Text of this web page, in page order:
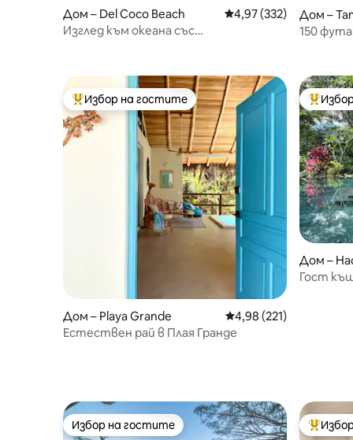
Дом – Del Coco Beach Средна оценка: 4,97
4,97 (332)
Изглед към океана със
Дом –
150 фута
Най-популярен избор на гостите
Избор на гостите
Дом – Playa Grande Средна оценка: 4,98
4,98 (221)
Естествен рай в Плая Гранде
Най-
Дом –
uz
Гост
Избор на гостите
Избор на гостите Най-